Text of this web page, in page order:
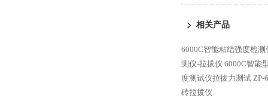
相关产品
6000C智能粘结强度检测
测仪-拉拔仪 6000C智能
度测试仪拉拔力测试 ZP-
砖拉拔仪